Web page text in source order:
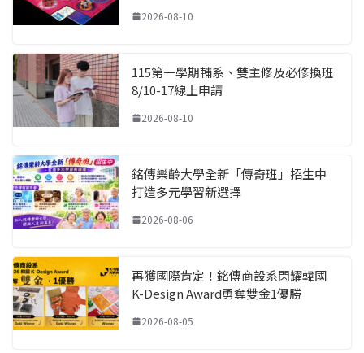
2026-08-10
115第一學期輔系、雙主修及必修換班
8/10-17線上申請
2026-08-10
銘傳樂齡大學全新「傳奇班」招生中
打造多元學習新選擇
2026-08-06
再獲國際肯定！銘傳商設系閃耀韓國
K-Design Award勇奪雙金1優勝
2026-08-05